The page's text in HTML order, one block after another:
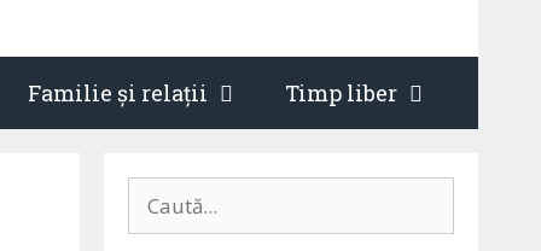
Familie și relații Timp liber
după: